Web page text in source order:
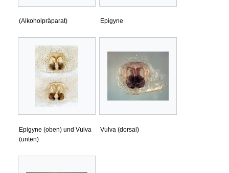
(Alkoholpräparat) Epigyne
Epigyne (oben) und Vulva
(unten)
Vulva (dorsal)